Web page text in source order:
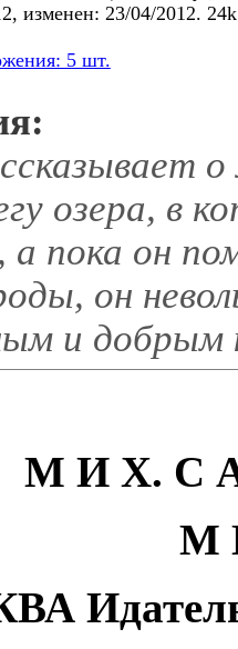
изменен: 23/04/2012.
5 шт.
озера, в
а пока он
он
и добрым
М И Х. С
М